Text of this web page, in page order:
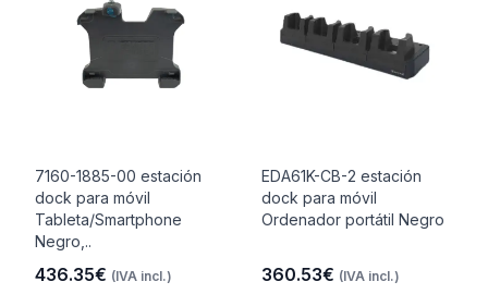
7160-1885-00 estación
dock para móvil
Tableta/Smartphone
Negro,..
436.35€ (IVA incl.)
EDA61K-CB-2 estación
dock para móvil
Ordenador portátil Negro
360.53€ (IVA incl.)